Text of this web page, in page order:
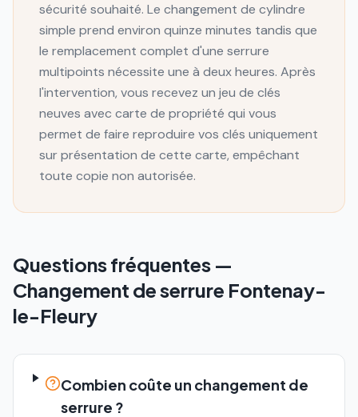
sécurité souhaité. Le changement de cylindre
simple prend environ quinze minutes tandis que
le remplacement complet d'une serrure
multipoints nécessite une à deux heures. Après
l'intervention, vous recevez un jeu de clés
neuves avec carte de propriété qui vous
permet de faire reproduire vos clés uniquement
sur présentation de cette carte, empêchant
toute copie non autorisée.
Questions fréquentes —
Changement de serrure Fontenay-
le-Fleury
Combien coûte un changement de
serrure ?